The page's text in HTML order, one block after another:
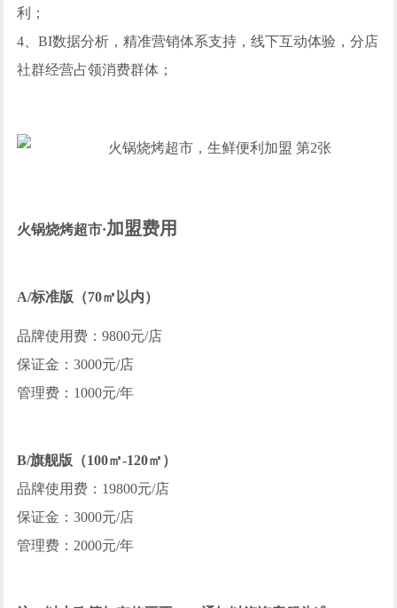
利；
4、BI数据分析，精准营销体系支持，线下互动体验，分店
社群经营占领消费群体；
火锅烧烤超市·加盟费用
A/标准版（70㎡以内）
品牌使用费：9800元/店
保证金：3000元/店
管理费：1000元/年
B/旗舰版（100㎡-120㎡）
品牌使用费：19800元/店
保证金：3000元/店
管理费：2000元/年